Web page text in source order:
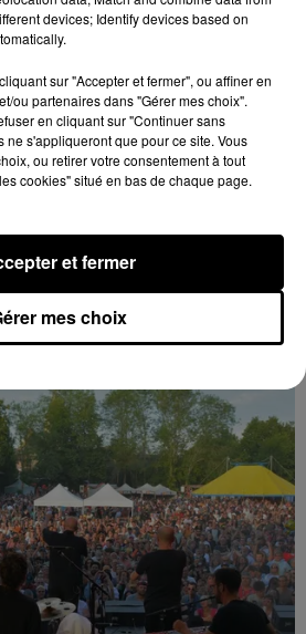
devices; Identify devices based on
sur "Accepter et fermer", ou affiner en
ou partenaires dans "Gérer mes choix".
en cliquant sur "Continuer sans
ne s'appliqueront que pour ce site. Vous
ou retirer votre consentement à tout
cookies" situé en bas de chaque page.
mes choix
et fermer